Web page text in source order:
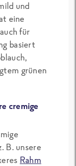
und
eine
für
basiert
grünen
cremige
B. unsere
Rahm